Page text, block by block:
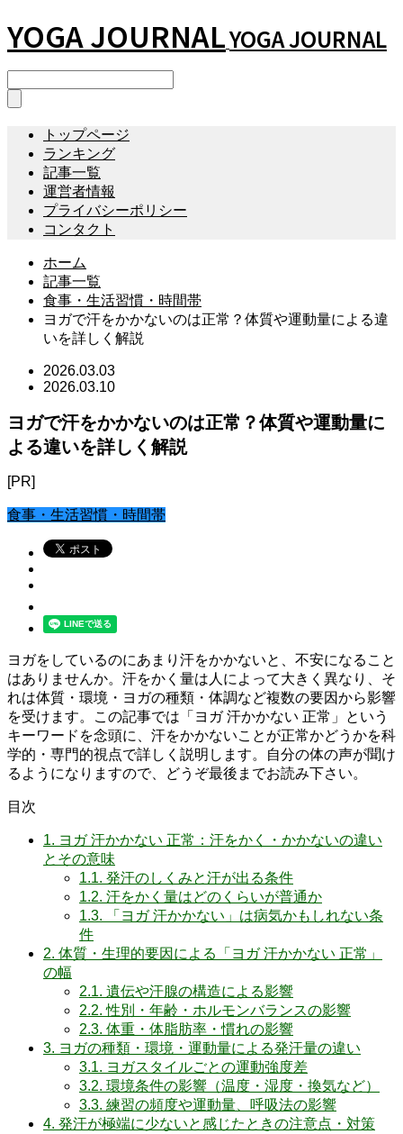
YOGA JOURNALYOGA JOURNAL
トップページ
ランキング
記事一覧
運営者情報
プライバシーポリシー
コンタクト
ホーム
記事一覧
食事・生活習慣・時間帯
ヨガで汗をかかないのは正常？体質や運動量による違
いを詳しく解説
2026.03.03
2026.03.10
ヨガで汗をかかないのは正常？体質や運動量に
よる違いを詳しく解説
[PR]
食事・生活習慣・時間帯
ヨガをしているのにあまり汗をかかないと、不安になること
はありませんか。汗をかく量は人によって大きく異なり、そ
れは体質・環境・ヨガの種類・体調など複数の要因から影響
を受けます。この記事では「ヨガ 汗かかない 正常」という
キーワードを念頭に、汗をかかないことが正常かどうかを科
学的・専門的視点で詳しく説明します。自分の体の声が聞け
るようになりますので、どうぞ最後までお読み下さい。
目次
1. ヨガ 汗かかない 正常：汗をかく・かかないの違い
とその意味
1.1. 発汗のしくみと汗が出る条件
1.2. 汗をかく量はどのくらいが普通か
1.3. 「ヨガ 汗かかない」は病気かもしれない条
件
2. 体質・生理的要因による「ヨガ 汗かかない 正常」
の幅
2.1. 遺伝や汗腺の構造による影響
2.2. 性別・年齢・ホルモンバランスの影響
2.3. 体重・体脂肪率・慣れの影響
3. ヨガの種類・環境・運動量による発汗量の違い
3.1. ヨガスタイルごとの運動強度差
3.2. 環境条件の影響（温度・湿度・換気など）
3.3. 練習の頻度や運動量、呼吸法の影響
4. 発汗が極端に少ないと感じたときの注意点・対策